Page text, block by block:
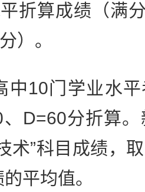
折算成绩（满
）。
10门学业水平
D=60分折算
术”科目成绩，
平均值。